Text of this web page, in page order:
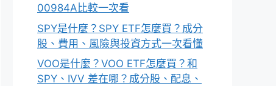
00984A比較一次看
SPY是什麼？SPY ETF怎麼買？成分
股、費用、風險與投資方式一次看懂
VOO是什麼？VOO ETF怎麼買？和
SPY、IVV 差在哪？成分股、配息、